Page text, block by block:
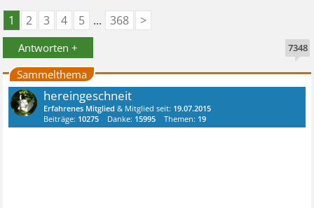
1
2 3 4 5 ... 368 >
Antworten + 7348
Sammelthema
hereingeschneit
Erfahrenes Mitglied & Mitglied seit: 19.07.2015
Beiträge: 10275 Danke: 15995 Themen: 19